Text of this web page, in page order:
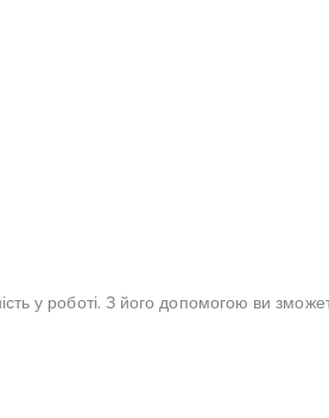
у роботі. З його допомогою ви